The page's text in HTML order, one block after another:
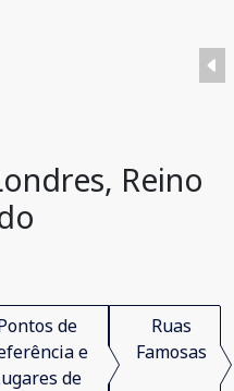
Reino
de
e
de
Ruas
Famosas